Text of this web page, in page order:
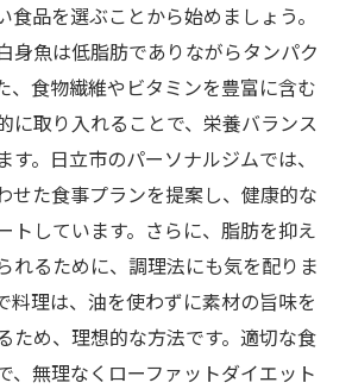
食品を選ぶことから始めましょう。
身魚は低脂肪でありながらタンパク
、食物繊維やビタミンを豊富に含む
に取り入れることで、栄養バランス
す。日立市のパーソナルジムでは、
せた食事プランを提案し、健康的な
トしています。さらに、脂肪を抑え
れるために、調理法にも気を配りま
料理は、油を使わずに素材の旨味を
ため、理想的な方法です。適切な食
、無理なくローファットダイエット